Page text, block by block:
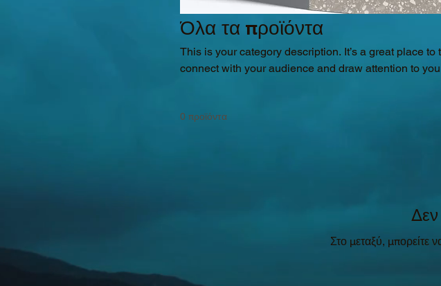
Όλα τα προϊόντα
This is your category description. It’s a great place
connect with your audience and draw attention to
0 προϊόντα
Στο μεταξύ, μπορείτε